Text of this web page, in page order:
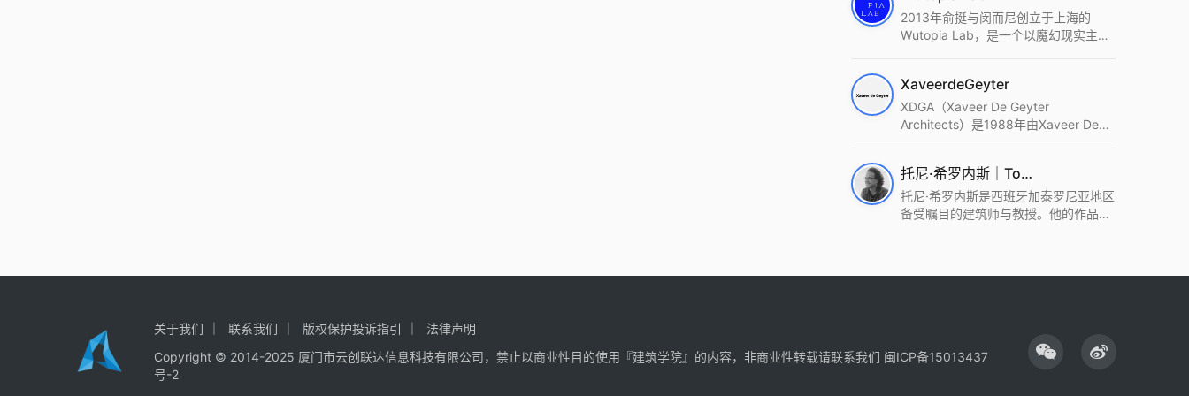
2013年俞挺与闵而尼创立于上海的
Wutopia Lab，是一个以魔幻现实主
统这种新的思维范式为基础，以上海性
和生活性为介入设计的原点，以建筑为
工具，从而推动建筑学和社会学进步。
2022 DFA中获Merit,2021 Architizer
A+ Firm Awards中获Special
Mention：Best Young Firm，2020 IF
XaveerdeGeyter
XDGA（Xaveer De Geyter
Architects）是1988年由Xaveer De
进的设计方法、多元的专业团队和国际
化的作品著称，曾获密斯·凡·德罗奖、
Bigmat奖等多项重要奖项。XDGA主张
托尼·希罗内斯｜Toni Gironès
托尼·希罗内斯是西班牙加泰罗尼亚地区
备受瞩目的建筑师与教授。他的作品深
关于我们 联系我们 版权保护投诉指引
法律声明
Copyright © 2014-2025 厦门市云创联达信息科技有限公司，禁止以商业性目的使用『建筑学院』的内容，非商业性转载请联系我们 闽ICP备15013437
号-2